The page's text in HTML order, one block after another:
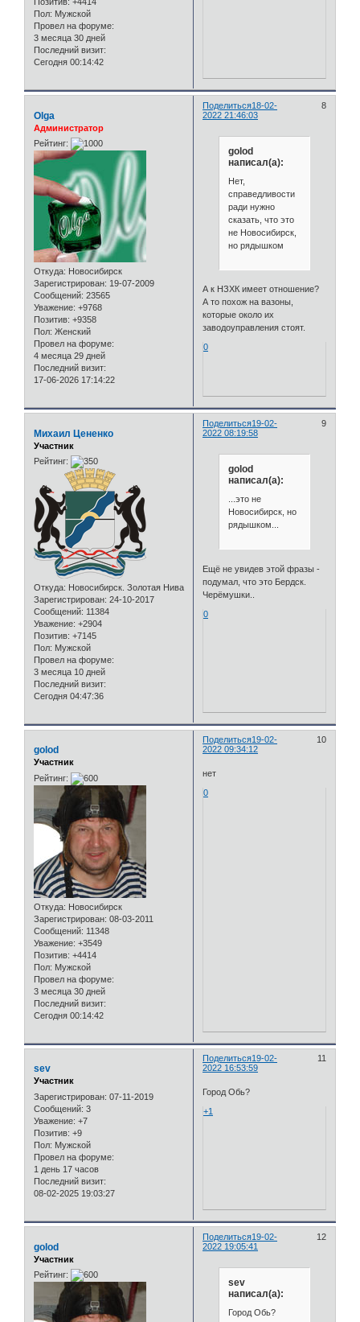
Пол: Мужской
Провел на форуме:
3 месяца 30 дней
Последний визит:
Сегодня 00:14:42
Поделиться 8
18-02-
2022 21:46:03
Olga
Администратор
Рейтинг:
Откуда: Новосибирск
Зарегистрирован: 19-07-2009
Сообщений: 23565
Уважение: +9768
Позитив: +9358
Пол: Женский
Провел на форуме:
4 месяца 29 дней
Последний визит:
17-06-2026 17:14:22
golod
написал(а):
Нет,
справедливости
ради нужно
сказать, что это
не Новосибирск,
но рядышком
А к НЗХК имеет отношение?
А то похож на вазоны,
которые около их
заводоуправления стоят.
0
Поделиться 9
19-02-
2022 08:19:58
Михаил Цененко
Участник
Рейтинг:
Откуда: Новосибирск. Золотая Нива
Зарегистрирован: 24-10-2017
Сообщений: 11384
Уважение: +2904
Позитив: +7145
Пол: Мужской
Провел на форуме:
3 месяца 10 дней
Последний визит:
Сегодня 04:47:36
golod
написал(а):
...это не
Новосибирск, но
рядышком...
Ещё не увидев этой фразы -
подумал, что это Бердск.
Черёмушки..
0
Поделиться 10
19-02-
2022 09:34:12
golod
Участник
Рейтинг:
Откуда: Новосибирск
Зарегистрирован: 08-03-2011
Сообщений: 11348
Уважение: +3549
Позитив: +4414
Пол: Мужской
Провел на форуме:
3 месяца 30 дней
Последний визит:
Сегодня 00:14:42
нет
0
Поделиться 11
19-02-
2022 16:53:59
sev
Участник
Зарегистрирован: 07-11-2019
Сообщений: 3
Уважение: +7
Позитив: +9
Пол: Мужской
Провел на форуме:
1 день 17 часов
Последний визит:
08-02-2025 19:03:27
Город Обь?
+1
Поделиться 12
19-02-
2022 19:05:41
golod
Участник
Рейтинг:
sev
написал(а):
Город Обь?